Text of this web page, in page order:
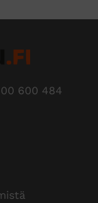
600 484